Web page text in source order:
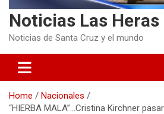
Noticias Las Heras
Noticias de Santa Cruz y el mundo
Home
Nacionales
“HIERBA MALA”…Cristina Kirchner